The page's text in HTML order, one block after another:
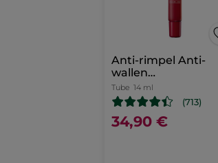
Anti-rimpel Anti-
wallen
oogcontourcrème
Tube 14 ml
(713)
34,90 €